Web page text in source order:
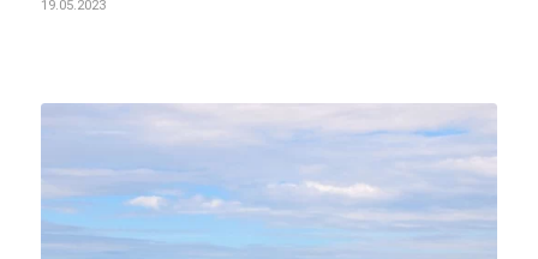
19.05.2023